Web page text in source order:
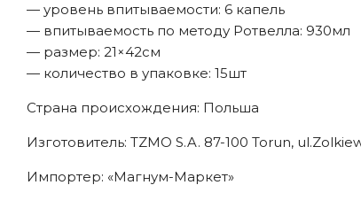
— уровень впитываемости: 6 капель
— впитываемость по методу Ротвелла: 930мл
— размер: 21×42см
— количество в упаковке: 15шт
Страна происхождения: Польша
Изготовитель: TZMO S.A. 87-100 Torun,
Импортер: «Магнум-Маркет»